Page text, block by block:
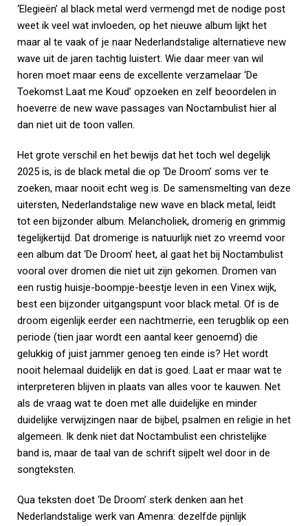
‘Elegieën’ al black metal werd vermengd met de nodige post
weet ik veel wat invloeden, op het nieuwe album lijkt het
maar al te vaak of je naar Nederlandstalige alternatieve new
wave uit de jaren tachtig luistert. Wie daar meer van wil
horen moet maar eens de excellente verzamelaar ‘De
Toekomst Laat me Koud’ opzoeken en zelf beoordelen in
hoeverre de new wave passages van Noctambulist hier al
dan niet uit de toon vallen.
Het grote verschil en het bewijs dat het toch wel degelijk
2025 is, is de black metal die op ‘De Droom’ soms ver te
zoeken, maar nooit echt weg is. De samensmelting van deze
uitersten, Nederlandstalige new wave en black metal, leidt
tot een bijzonder album. Melancholiek, dromerig en grimmig
tegelijkertijd. Dat dromerige is natuurlijk niet zo vreemd voor
een album dat ‘De Droom’ heet, al gaat het bij Noctambulist
vooral over dromen die niet uit zijn gekomen. Dromen van
een rustig huisje-boompje-beestje leven in een Vinex wijk,
best een bijzonder uitgangspunt voor black metal. Of is de
droom eigenlijk eerder een nachtmerrie, een terugblik op een
periode (tien jaar wordt een aantal keer genoemd) die
gelukkig of juist jammer genoeg ten einde is? Het wordt
nooit helemaal duidelijk en dat is goed. Laat er maar wat te
interpreteren blijven in plaats van alles voor te kauwen. Net
als de vraag wat te doen met alle duidelijke en minder
duidelijke verwijzingen naar de bijbel, psalmen en religie in het
algemeen. Ik denk niet dat Noctambulist een christelijke
band is, maar de taal van de schrift sijpelt wel door in de
songteksten.
Qua teksten doet ‘De Droom’ sterk denken aan het
Nederlandstalige werk van Amenra: dezelfde pijnlijk